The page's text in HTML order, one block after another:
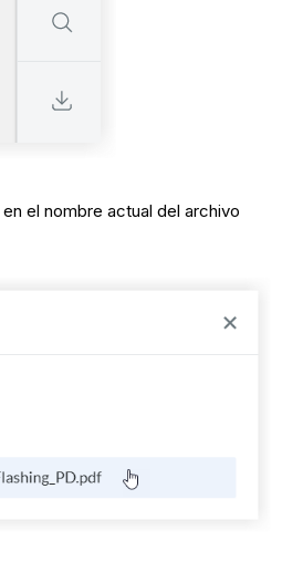
el nombre actual del archivo